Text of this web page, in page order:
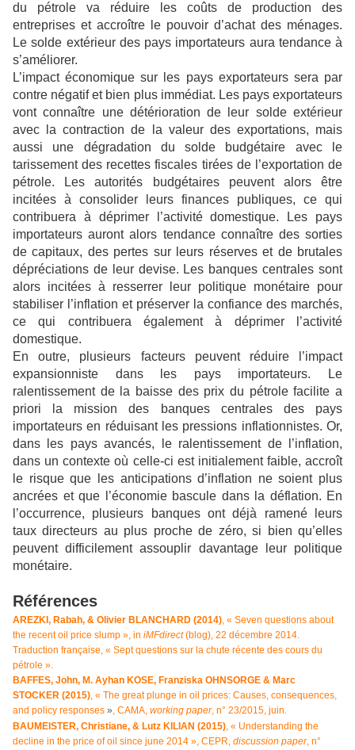
du pétrole va réduire les coûts de production des
entreprises et accroître le pouvoir d’achat des ménages.
Le solde extérieur des pays importateurs aura tendance à
s’améliorer.
L’impact économique sur les pays exportateurs sera par
contre négatif et bien plus immédiat. Les pays exportateurs
vont connaître une détérioration de leur solde extérieur
avec la contraction de la valeur des exportations, mais
aussi une dégradation du solde budgétaire avec le
tarissement des recettes fiscales tirées de l’exportation de
pétrole. Les autorités budgétaires peuvent alors être
incitées à consolider leurs finances publiques, ce qui
contribuera à déprimer l’activité domestique. Les pays
importateurs auront alors tendance connaître des sorties
de capitaux, des pertes sur leurs réserves et de brutales
dépréciations de leur devise. Les banques centrales sont
alors incitées à resserrer leur politique monétaire pour
stabiliser l’inflation et préserver la confiance des marchés,
ce qui contribuera également à déprimer l’activité
domestique.
En outre, plusieurs facteurs peuvent réduire l’impact
expansionniste dans les pays importateurs. Le
ralentissement de la baisse des prix du pétrole facilite a
priori la mission des banques centrales des pays
importateurs en réduisant les pressions inflationnistes. Or,
dans les pays avancés, le ralentissement de l’inflation,
dans un contexte où celle-ci est initialement faible, accroît
le risque que les anticipations d’inflation ne soient plus
ancrées et que l’économie bascule dans la déflation. En
l’occurrence, plusieurs banques ont déjà ramené leurs
taux directeurs au plus proche de zéro, si bien qu’elles
peuvent difficilement assouplir davantage leur politique
monétaire.
Références
AREZKI, Rabah, & Olivier BLANCHARD (2014), « Seven questions about
the recent oil price slump », in iMFdirect(blog), 22 décembre 2014.
Traduction française, « Sept questions sur la chute récente des cours du
pétrole ».
BAFFES, John, M. Ayhan KOSE, Franziska OHNSORGE & Marc
STOCKER (2015), « The great plunge in oil prices: Causes, consequences,
and policy responses », CAMA, working paper, n° 23/2015, juin.
BAUMEISTER, Christiane, & Lutz KILIAN (2015), « Understanding the
decline in the price of oil since june 2014 », CEPR, discussion paper, n°